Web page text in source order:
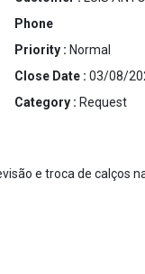
Phone
Priority : Normal
Close Date : 03/08/
Category : Request
e troca de calços